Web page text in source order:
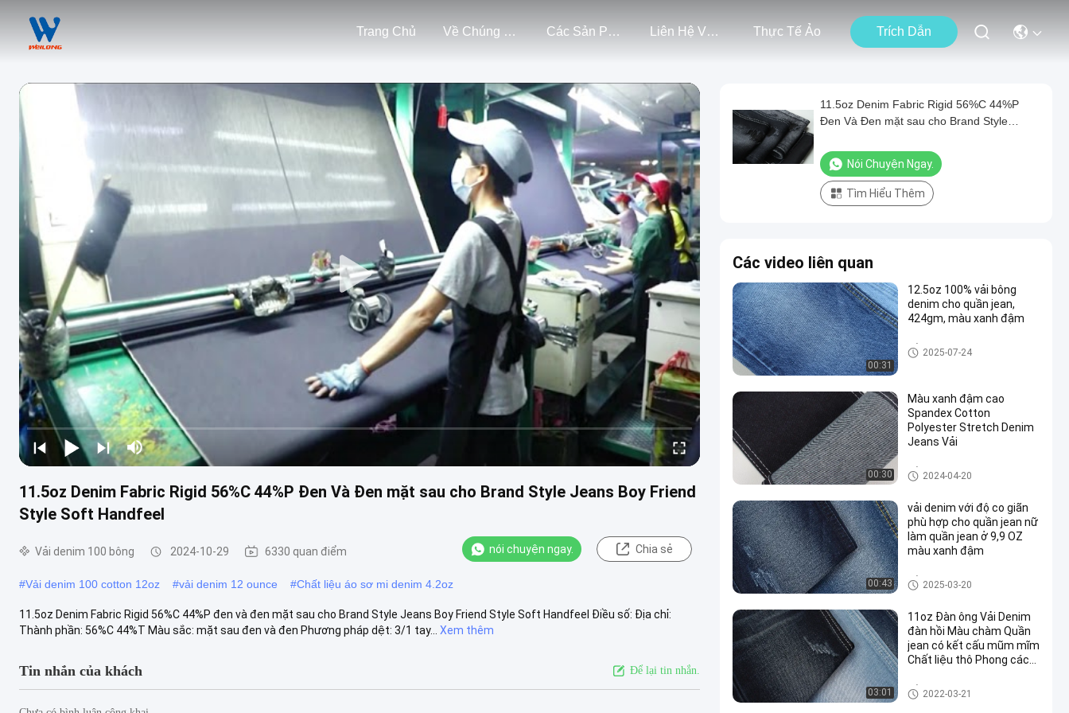
Trang Chủ Về Chúng Tôi Các Sản Phẩm Liên Hệ Với Chúng Tôi Thực Tế Ảo Trích Dẫn
11.5oz Denim Fabric Rigid 56%C 44%P Đen Và Đen mặt sau cho Brand Style Jeans Boy Friend
Style Soft Handfeel
Vải denim 100 bông 2024-10-29 6330 quan điểm nói chuyện ngay. Chia sẻ
#Vải denim 100 cotton 12oz #vải denim 12 ounce #Chất liệu áo sơ mi denim 4.2oz
11.5oz Denim Fabric Rigid 56%C 44%P đen và đen mặt sau cho Brand Style Jeans Boy Friend Style Soft Handfeel Điều số: Địa chỉ:
Thành phần: 56%C 44%T Màu sắc: mặt sau đen và đen Phương pháp dệt: 3/1 tay...
Xem thêm
Tin nhắn của khách Để lại tin nhắn.
11.5oz Denim Fabric Rigid 56%C 44%P
Đen Và Đen mặt sau cho Brand Style
Nói Chuyện Ngay.
Tìm Hiểu Thêm
Các video liên quan
00:31
12.5oz 100% vải bông
denim cho quần jean,
424gm, màu xanh đậm
Vải denim 100 bông
2025-07-24
00:30
Màu xanh đậm cao
Spandex Cotton
Polyester Stretch Denim
Jeans Vải
Vải denim căng
2024-04-20
00:43
vải denim với độ co giãn
phù hợp cho quần jean nữ
làm quần jean ở 9,9 OZ
màu xanh đậm
Vải denim căng
2025-03-20
03:01
11oz Đàn ông Vải Denim
đàn hồi Màu chàm Quần
jean có kết cấu mũm mĩm
Chất liệu thô Phong cách
Vải bông Polyester Spandex de
nim
2022-03-21